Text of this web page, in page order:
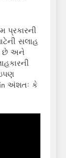
પ્રકારની
સલાહ
છે અને
અંશતઃ કે